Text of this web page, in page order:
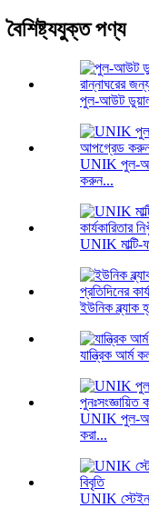
বৈশিষ্ট্যযুক্ত পণ্য
পুল-আউট ডুয়াল
UNIK পুল-
করুন...
UNIK মাল্টি-
ইউনিক ব্ল্যাক
যান্ত্রিক আর্ম
UNIK পুল-
করা...
UNIK